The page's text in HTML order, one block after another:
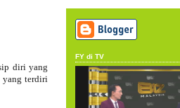
diri yang
yang terdiri
FY di TV